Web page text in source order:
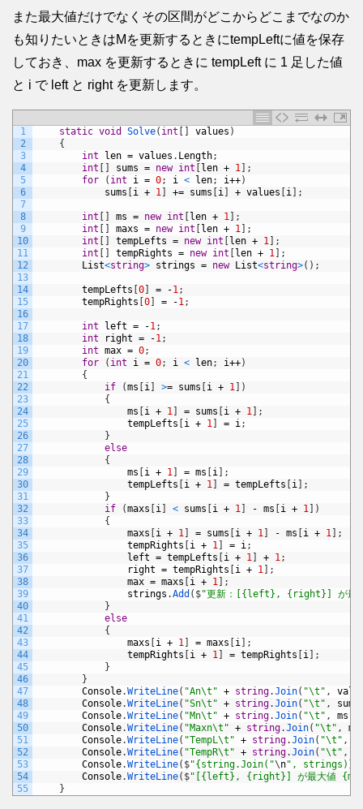
また最大値だけでなくその区間がどこからどこまでなのか
も知りたいときはMを更新するときにtempLeftに値を保存
しておき、max を更新するときに tempLeft に 1 足した値
と i で left と right を更新します。
1
2
3
4
5
6
7
8
9
10
11
12
13
14
15
16
17
18
19
20
21
22
23
24
25
26
27
28
29
30
31
32
33
34
35
36
37
38
39
40
41
42
43
44
45
46
47
48
49
50
51
52
53
54
55
static void Solve( int values )
{
int
len = values . Length;
int
sums = new int len + 1
;
for
( int i = 0; i < len; i++)
sums
i + 1 += sums i + values i ;
int ms = new int len + 1
;
int
maxs = new int len + 1
;
int
tempLefts = new int len + 1
;
int
tempRights = new int len + 1
;
List<string> strings = new List<string>( ) ;
tempLefts 0 = -1;
tempRights 0 = -1;
int left = -1;
int
right = -1;
int max = 0;
for
( int i = 0; i < len; i++)
{
if
(ms i >= sums i + 1
)
{
ms
i + 1 = sums i + 1
;
tempLefts
i + 1 = i;
}
else
{
ms
i + 1 = ms i
;
tempLefts
i + 1 = tempLefts i
;
}
if
(maxs i < sums i + 1 - ms i + 1
)
{
maxs
i + 1 = sums i + 1 - ms i + 1
;
tempRights
i + 1 = i;
left = tempLefts i + 1 + 1;
right = tempRights i + 1
;
max = maxs i + 1
;
strings .Add ( $"更新：[{left}, {right}] が最
}
else
{
maxs
i + 1 = maxs i
;
tempRights
i + 1 = tempRights i
;
}
}
Console.WriteLine( "An\t" + string.Join( "\t" ,
Console.WriteLine( "Sn\t" + string.Join( "\t" , sums
Console.WriteLine( "Mn\t" + string.Join( "\t" , ms
Console.WriteLine( "Maxn\t" + string.Join( "\t" ,
Console.WriteLine( "TempL\t" + string.Join( "\t" ,
Console.WriteLine( "TempR\t" + string.Join( "\t" ,
Console.WriteLine( $"{string.Join("\n", strings)}"
Console.WriteLine( $"[{left}, {right}] が最大値
}